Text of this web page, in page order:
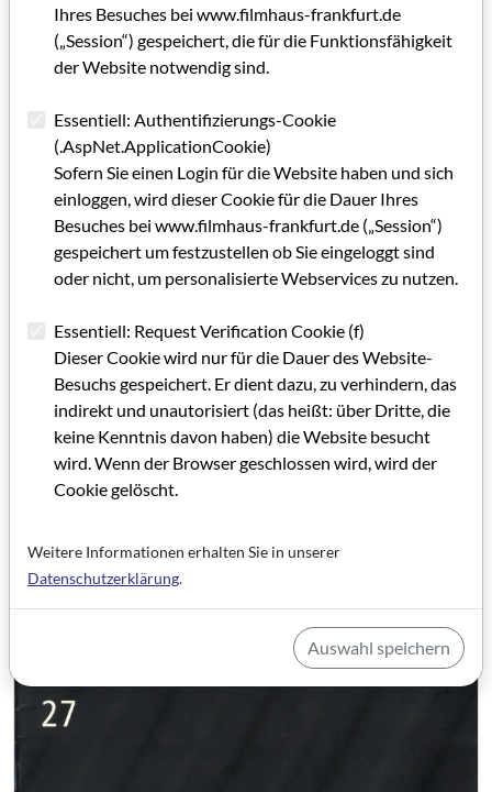
haushaltstechnisch zu regeln sein." Zunächst aber wird hier
wie dort von den Machern improvisiert werden müssen. Mehr
ist angesichts der Lage nicht möglich. Denn Genaueres weiß
Ministeriums mit der des Hessischen Filmbüros: "Wir prüfen.
Mehr kann ich dazu im Moment nicht sagen, " so Sprecherin
Maske-Demand. Nicht eben viel, wenn man, wie die
Betroffenen, auf zugesagte Mittel wartet. Aber vielleicht
veranlaßt diese Erfahrung die Hessische Filmförderung,
Verfahrensabläufe in diesem Punkt einmal grundlegend zu
überdenken.
* Kurz vor Redaktionsschluss stand fest: Die Gelder werden
ausbezahlt.
Kategorie: Bericht/Meldung (GRIP INFO + Filmland Hessen-
Beiträge)
Schlagworte: Filmförderung, Filmpolitik, Kulturförderung,
Institution
Artikel im PDF aufrufen
Ihres Besuches bei www.filmhaus-frankfurt.de
(„Session“) gespeichert, die für die Funktionsfähigkeit
der Website notwendig sind.
Essentiell: Authentifizierungs-Cookie
(.AspNet.ApplicationCookie)
Sofern Sie einen Login für die Website haben und sich
einloggen, wird dieser Cookie für die Dauer Ihres
Besuches bei www.filmhaus-frankfurt.de („Session“)
gespeichert um festzustellen ob Sie eingeloggt sind
oder nicht, um personalisierte Webservices zu nutzen.
Essentiell: Request Verification Cookie (f)
Dieser Cookie wird nur für die Dauer des Website-
Besuchs gespeichert. Er dient dazu, zu verhindern, das
indirekt und unautorisiert (das heißt: über Dritte, die
keine Kenntnis davon haben) die Website besucht
wird. Wenn der Browser geschlossen wird, wird der
Cookie gelöscht.
Weitere Informationen erhalten Sie in unserer
Datenschutzerklärung.
Auswahl speichern